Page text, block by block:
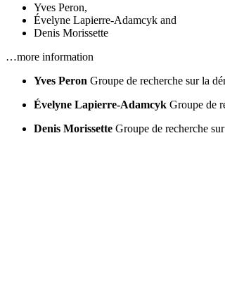
Yves Peron,
Évelyne Lapierre-Adamcyk and
Denis Morissette
…more information
Yves Peron Groupe de recherche sur la
Évelyne Lapierre-Adamcyk Groupe de
Denis Morissette Groupe de recherche